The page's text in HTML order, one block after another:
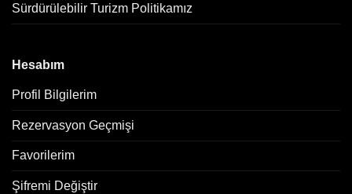
Sürdürülebilir Turizm Politikamız
Hesabım
Profil Bilgilerim
Rezervasyon Geçmişi
Favorilerim
Şifremi Değiştir